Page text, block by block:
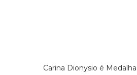
Carina Dionysio é